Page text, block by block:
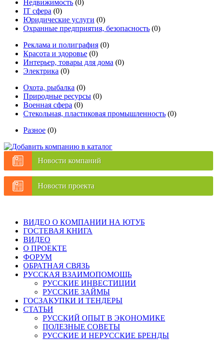
Недвижимость (0)
IT сфера (0)
Юридические услуги (0)
Охранные предприятия, безопасность (0)
Реклама и полиграфия (0)
Красота и здоровье (0)
Интерьер, товары для дома (0)
Электрика (0)
Охота, рыбалка (0)
Природные ресурсы (0)
Военная сфера (0)
Стекольная, пластиковая промышленность (0)
Разное (0)
Новости компаний
Новости проекта
ВИДЕО О КОМПАНИИ НА ЮТУБ
ГОСТЕВАЯ КНИГА
ВИДЕО
О ПРОЕКТЕ
ФОРУМ
ОБРАТНАЯ СВЯЗЬ
РУССКАЯ ВЗАИМОПОМОЩЬ
РУССКИЕ ИНВЕСТИЦИИ
РУССКИЕ ЗАЙМЫ
ГОСЗАКУПКИ И ТЕНДЕРЫ
СТАТЬИ
РУССКИЙ ОПЫТ В ЭКОНОМИКЕ
ПОЛЕЗНЫЕ СОВЕТЫ
РУССКИЕ И НЕРУССКИЕ БРЕНДЫ